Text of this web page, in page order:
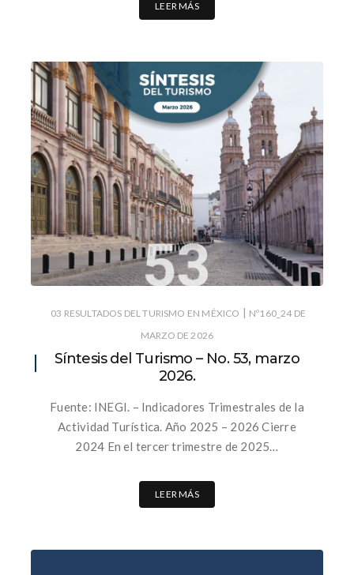
LEER MÁS
03 RESULTADOS DEL TURISMO EN MÉXICO | Nº160_24 DE
MARZO DE 2026
Síntesis del Turismo – No. 53, marzo
2026.
Fuente: INEGI. – Indicadores Trimestrales de la
Actividad Turística. Año 2025 – 2026 Cierre
2024 En el tercer trimestre de 2025…
LEER MÁS